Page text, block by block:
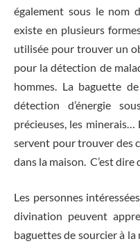
également sous le nom
existe en plusieurs
utilisée pour trouver un
pour la détection de
hommes. La baguette
détection d’énergie
précieuses, les minerais…
servent pour trouver des
dans la maison. C’est dire
Les personnes
divination peuvent
baguettes de sourcier à